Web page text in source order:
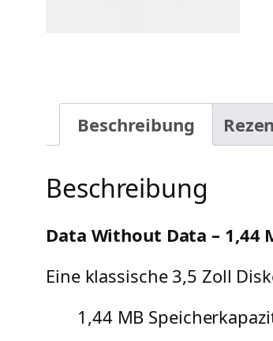
Beschreibung
Beschreibung
Data Without Data – 1,44
Eine klassische 3,5 Zoll
1,44 MB